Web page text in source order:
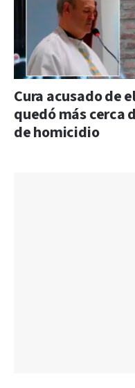
Cura acusado de
quedó más cerca
de homicidio